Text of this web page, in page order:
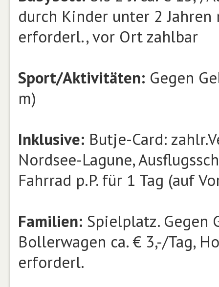
durch Kinder unter 2
erforderl., vor Ort zahlbar
Sport/Aktivitäten: Gegen
m)
Inklusive: Butje-Card:
Nordsee-Lagune,
Fahrrad p.P. für 1 Tag (auf
Familien: Spielplatz. Gegen
Bollerwagen ca. € 3,-/Tag,
erforderl.